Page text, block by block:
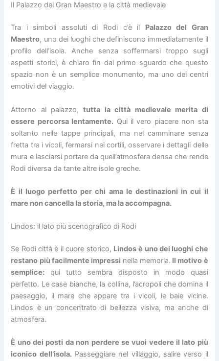
Il Palazzo del Gran Maestro e la città medievale
Tra i simboli assoluti di Rodi c’è il Palazzo del Gran
Maestro, uno dei luoghi che definiscono immediatamente il
profilo dell’isola. Anche senza soffermarsi troppo sugli
aspetti storici, è chiaro fin dal primo sguardo che questo
spazio non è un semplice monumento, ma uno dei centri
emotivi del viaggio.
Attorno al palazzo, tutta la città medievale merita di
essere percorsa lentamente. Qui il vero piacere non sta
soltanto nelle tappe principali, ma nel camminare senza
fretta tra i vicoli, fermarsi nei cortili, osservare i dettagli delle
mura e lasciarsi portare da quell’atmosfera densa che rende
Rodi diversa da tante altre isole greche.
È il luogo perfetto per chi ama le destinazioni in cui il
mare non cancella la storia, ma la accompagna.
Lindos: il lato più scenografico di Rodi
Se Rodi città è il cuore storico, Lindos è uno dei luoghi che
restano più facilmente impressi nella memoria. Il motivo è
semplice: qui tutto sembra disposto in modo quasi
perfetto. Le case bianche, la collina, l’acropoli che domina il
paesaggio, il mare che appare tra i vicoli, le baie vicine.
Lindos è un concentrato di bellezza visiva, ma anche di
atmosfera.
È uno dei posti da non perdere se vuoi vedere il lato più
iconico dell’isola.Passeggiare nel villaggio, salire verso il